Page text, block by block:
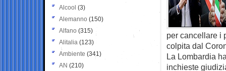
per cancellare i
colpita dal
La Lombardia
inchieste
Alcool (3)
Alemanno (150)
Alfano (315)
Alitalia (123)
Ambiente (341)
AN (210)